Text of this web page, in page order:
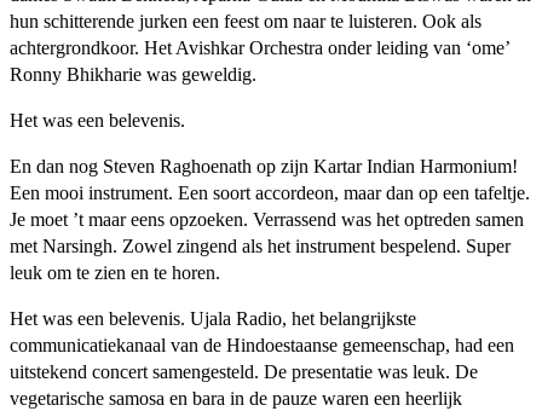
hun schitterende jurken een feest om naar te luisteren. Ook als
achtergrondkoor. Het Avishkar Orchestra onder leiding van ‘ome’
Ronny Bhikharie was geweldig.
Het was een belevenis.
En dan nog Steven Raghoenath op zijn Kartar Indian Harmonium!
Een mooi instrument. Een soort accordeon, maar dan op een tafeltje.
Je moet ’t maar eens opzoeken. Verrassend was het optreden samen
met Narsingh. Zowel zingend als het instrument bespelend. Super
leuk om te zien en te horen.
Het was een belevenis. Ujala Radio, het belangrijkste
communicatiekanaal van de Hindoestaanse gemeenschap, had een
uitstekend concert samengesteld. De presentatie was leuk. De
vegetarische samosa en bara in de pauze waren een heerlijk